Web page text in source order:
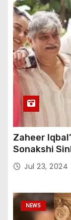
Zaheer
Sonakshi
Gratitude
Jul 23, 2024
NEWS